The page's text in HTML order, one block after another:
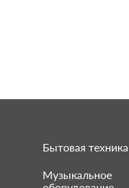
Бытовая техника
Музыкальное